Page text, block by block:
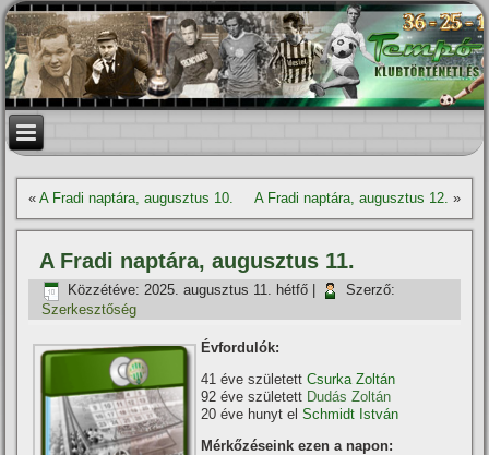
«A Fradi naptára, augusztus 10. A Fradi naptára, augusztus 12. »
A Fradi naptára, augusztus 11.
Közzétéve: 2025. augusztus 11. hétfő
Szerző:
Szerkesztőség
Évfordulók:
41 éve születettCsurka Zoltán
92 éve született Dudás Zoltán
20 éve hunyt elSchmidt István
Mérkőzéseink ezen a napon: